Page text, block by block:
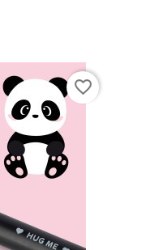
favorite_border